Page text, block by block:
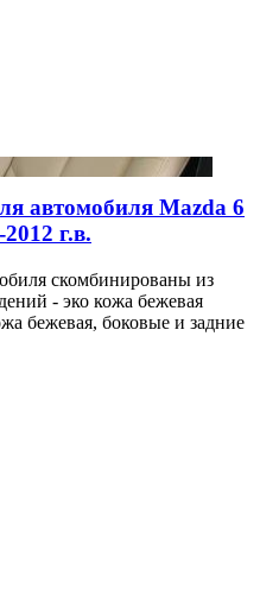
автомобиля Mazda 6
г.в.
скомбинированы из
- эко кожа бежевая
бежевая, боковые и задние